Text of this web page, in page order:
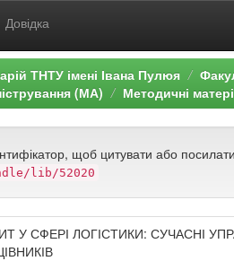
Довідка
ТНТУ імені Івана Пулюя
(МА)
Методичні
щоб цитувати або
lib/52020
У СФЕРІ ЛОГІСТИКИ: СУЧАСНІ